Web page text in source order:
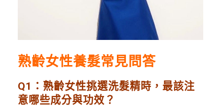
熟齡女性養髮常見問答
Q1：熟齡女性挑選洗髮精時，最該注
意哪些成分與功效？